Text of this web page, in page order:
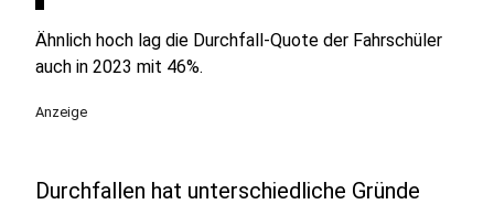
Ähnlich hoch lag die Durchfall-Quote der Fahrschüler
auch in 2023 mit 46%.
Anzeige
Durchfallen hat unterschiedliche Gründe